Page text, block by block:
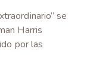
se
Harris
por las